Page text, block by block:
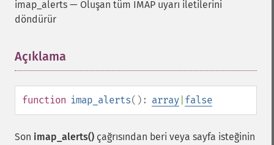
imap_alerts — Oluşan tüm IMAP uyarı iletilerini
döndürür
Açıklama
function imap_alerts(): array false
Son imap_alerts() çağrısından beri veya sayfa isteğinin